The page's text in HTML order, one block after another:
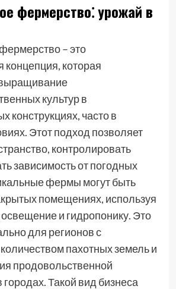
фермерство⁚ урожай в
– это
концепция, которая
культур в
конструкциях, часто в
Этот подход позволяет
контролировать
зависимость от погодных
фермы могут быть
помещениях, используя
освещение и гидропонику. Это
для регионов с
пахотных земель и
продовольственной
городах. Такой вид бизнеса